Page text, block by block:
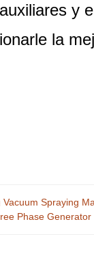
y
la
Spraying
Phase